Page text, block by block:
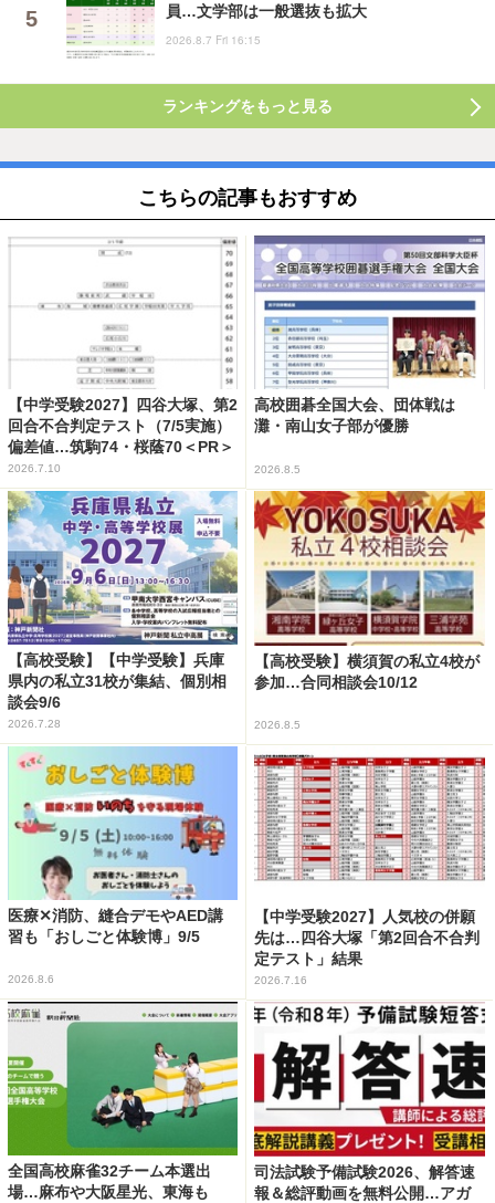
員…文学部は一般選抜も拡大
2026.8.7 Fri 16:15
ランキングをもっと見る
こちらの記事もおすすめ
【中学受験2027】四谷大塚、第2
回合不合判定テスト（7/5実施）
偏差値…筑駒74・桜蔭70＜PR＞
2026.7.10
高校囲碁全国大会、団体戦は
灘・南山女子部が優勝
2026.8.5
【高校受験】【中学受験】兵庫
県内の私立31校が集結、個別相
談会9/6
2026.7.28
【高校受験】横須賀の私立4校が
参加…合同相談会10/12
2026.8.5
医療✕消防、縫合デモやAED講
習も「おしごと体験博」9/5
2026.8.6
【中学受験2027】人気校の併願
先は…四谷大塚「第2回合不合判
定テスト」結果
2026.7.16
全国高校麻雀32チーム本選出
場…麻布や大阪星光、東海も
司法試験予備試験2026、解答速
報＆総評動画を無料公開…アガ